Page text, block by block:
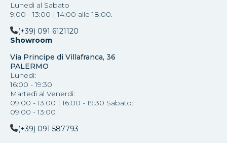
Lunedì al Sabato
9:00 - 13:00 | 14:00 alle 18:00.
(+39) 091 6121120
Showroom
Via Principe di Villafranca, 36
PALERMO
Lunedì:
16:00 - 19:30
Martedì al Venerdi:
09:00 - 13:00 | 16:00 - 19:30 Sabato:
09:00 - 13:00
(+39) 091 587793